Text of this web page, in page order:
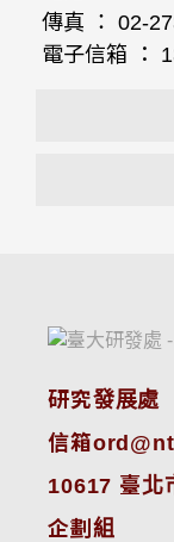
傳真 ： 02-
電子信箱 ：
研究發展處
信箱
10617 臺北
企劃組